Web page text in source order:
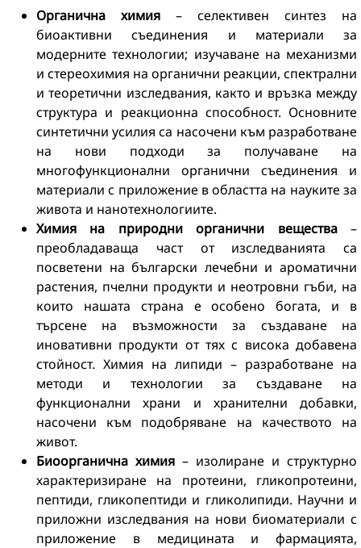
Органична химия – селективeн синтез на
биоактивни съединения и материали за
модерните технологии; изучаване на механизми
и стереохимия на органични реакции, спектрални
и теоретични изследвания, както и връзка между
структура и реакционна способност. Основните
синтетични усилия са насочени към разработване
на нови подходи за получаване на
многофункционални органични съединения и
материали с приложение в областта на науките за
живота и нанотехнологиите.
Химия на природни органични вещества–
преобладаваща част от изследванията са
посветени на български лечебни и ароматични
растения, пчелни продукти и неотровни гъби, на
които нашата страна е особено богата, и в
търсене на възможности за създаване на
иновативни продукти от тях с висока добавена
стойност. Химия на липиди – разработване на
методи и технологии за създаване на
функционални храни и хранителни добавки,
насочени към подобряване на качеството на
живот.
Биоорганична химия – изолиране и структурно
характеризиране на протеини, гликопротеини,
пептиди, гликопептиди и гликолипиди. Научни и
приложни изследвания на нови биоматериали с
приложение в медицината и фармацията,